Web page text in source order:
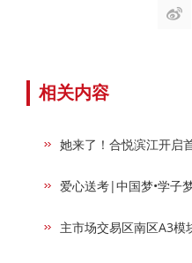
相关内容
她来了！合悦滨江开启
爱心送考|中国梦•学子
主市场交易区南区A3模